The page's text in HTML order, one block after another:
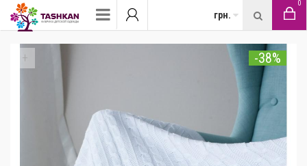
грн.
0
+ -38%